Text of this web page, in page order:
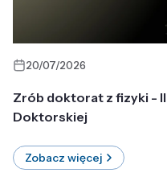
20/07/2026
Zrób doktorat z fizyki -
Doktorskiej
Zobacz więcej